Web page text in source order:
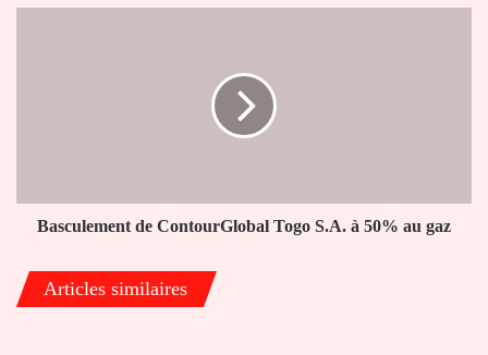
gaz
Basculement de ContourGlobal Togo S.A. à 50% au gaz
Articles similaires